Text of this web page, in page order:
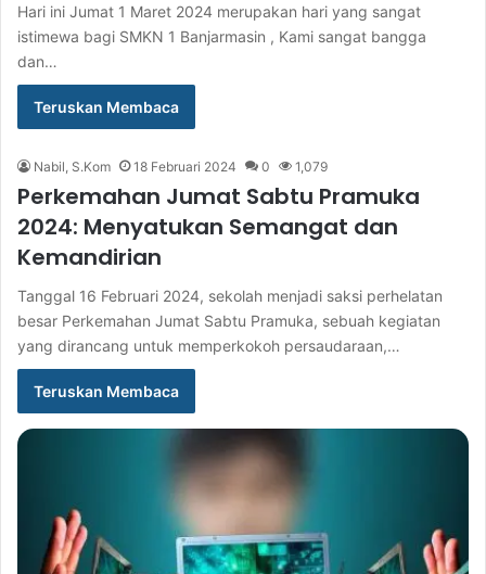
Hari ini Jumat 1 Maret 2024 merupakan hari yang sangat
istimewa bagi SMKN 1 Banjarmasin , Kami sangat bangga
dan…
Teruskan Membaca
Nabil, S.Kom 18 Februari 2024 0 1,079
Perkemahan Jumat Sabtu Pramuka
2024: Menyatukan Semangat dan
Kemandirian
Tanggal 16 Februari 2024, sekolah menjadi saksi perhelatan
besar Perkemahan Jumat Sabtu Pramuka, sebuah kegiatan
yang dirancang untuk memperkokoh persaudaraan,…
Teruskan Membaca